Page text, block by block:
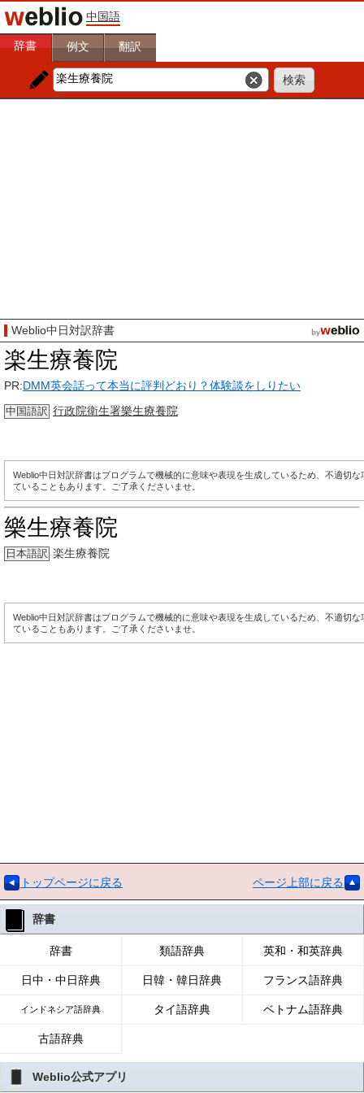
中国語
辞書 例文 翻訳
Weblio中日対訳辞書
楽生療養院
PR:DMM英会話って本当に評判どおり？体験談をしりたい
中国語訳 行政院衛生署樂生療養院
Weblio中日対訳辞書はプログラムで機械的に意味や表現を生成しているため、不適切な
ていることもあります。ご了承くださいませ。
樂生療養院
日本語訳 楽生療養院
Weblio中日対訳辞書はプログラムで機械的に意味や表現を生成しているため、不適切な
ていることもあります。ご了承くださいませ。
トップページに戻る ページ上部に戻る
辞書
辞書 類語辞典 英和・和英辞典
日中・中日辞典 日韓・韓日辞典 フランス語辞典
インドネシア語辞典 タイ語辞典 ベトナム語辞典
古語辞典
Weblio公式アプリ